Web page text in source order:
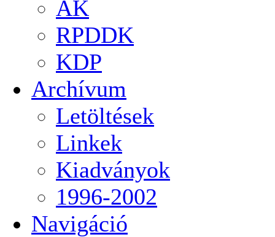
AK
RPDDK
KDP
Archívum
Letöltések
Linkek
Kiadványok
1996-2002
Navigáció